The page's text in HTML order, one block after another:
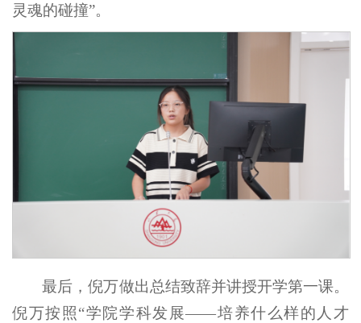
灵魂的碰撞”。
最后，倪万做出总结致辞并讲授开学第一课。
倪万按照“学院学科发展——培养什么样的人才